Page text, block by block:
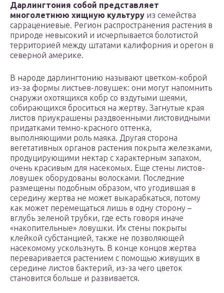
Дарлингтония собой представляет
многолетнюю хищную культуру из семейства
саррацениевые. Регион распространения растения в
природе невысокий и исчерпывается болотистой
территорией между штатами калифорния и орегон в
северной aмерике.
В народе дарлингтонию называют цветком-коброй
из-за формы листьев-ловушек: они могут напомнить
снаружи охотящихся кобр со вздутыми шеями,
собирающихся броситься на жертву. Загнутые края
листов приукрашены раздвоенными листовидными
придатками темно-красного оттенка,
выполняющими роль маяка. Другая сторона
вегетативных органов растения покрыта железками,
продуцирующими нектар с характерным запахом,
очень красивым для насекомых. Еще стены листов-
ловушек оборудованы волосками. Последние
размещены подобным образом, что угодившая в
середину жертва не может выкарабкаться, потому
как может перемещаться лишь в одну сторону –
вглубь зеленой трубки, где есть говоря иначе
«накопительные» ловушки. Их стены покрыты
клейкой субстанцией, также не позволяющей
насекомому ускользнуть. В конце концов жертва
переваривается растением с помощью живущих в
середине листов бактерий, из-за чего цветок
становится больше и развивается.